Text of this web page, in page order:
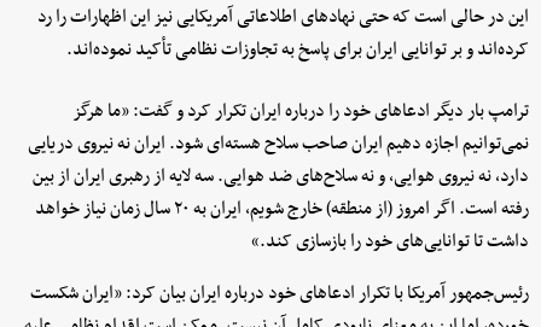
این در حالی است که حتی نهادهای اطلاعاتی آمریکایی نیز این اظهارات را رد
کرده‌اند و بر توانایی ایران برای پاسخ به تجاوزات نظامی تأکید نموده‌اند.
ترامپ بار دیگر ادعاهای خود را درباره ایران تکرار کرد و گفت: «ما هرگز
نمی‌توانیم اجازه دهیم ایران صاحب سلاح هسته‌ای شود. ایران نه نیروی دریایی
دارد، نه نیروی هوایی، و نه سلاح‌های ضد هوایی. سه لایه از رهبری ایران از بین
رفته است. اگر امروز (از منطقه) خارج شویم، ایران به ۲۰ سال زمان نیاز خواهد
داشت تا توانایی‌های خود را بازسازی کند.»
رئیس‌جمهور آمریکا با تکرار ادعاهای خود درباره ایران بیان کرد: «ایران شکست